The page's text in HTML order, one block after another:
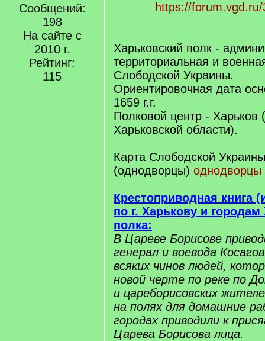
Сообщений:
198
На сайте с
2010 г.
Рейтинг:
115
https://
Харьковский полк -
территориальная и
Слободской Украины.
Ориентировочная дата
1659 г.г.
Полковой центр - Харьков
Харьковской области).
Карта Слободской
(однодворцы) однодворцы
Крестоприводная книга
по г. Харькову и городам
полка:
В Цареве Борисове
генерал и воевода
всяких чинов людей,
новой черте по реке по
и цареборисовских
на полях для домашние
городах приводили к
Царева Борисова лица.